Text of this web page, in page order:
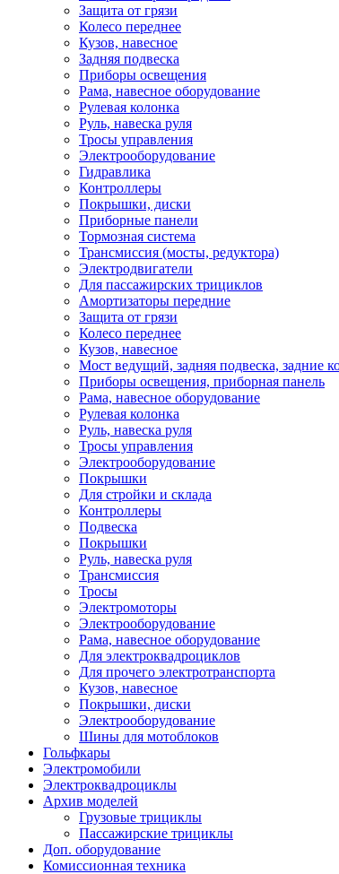
Защита от грязи
Колесо переднее
Кузов, навесное
Задняя подвеска
Приборы освещения
Рама, навесное оборудование
Рулевая колонка
Руль, навеска руля
Тросы управления
Электрооборудование
Гидравлика
Контроллеры
Покрышки, диски
Приборные панели
Тормозная система
Трансмиссия (мосты, редуктора)
Электродвигатели
Для пассажирских трициклов
Амортизаторы передние
Защита от грязи
Колесо переднее
Кузов, навесное
Мост ведущий, задняя подвеска, задние
Приборы освещения, приборная панель
Рама, навесное оборудование
Рулевая колонка
Руль, навеска руля
Тросы управления
Электрооборудование
Покрышки
Для стройки и склада
Контроллеры
Подвеска
Покрышки
Руль, навеска руля
Трансмиссия
Тросы
Электромоторы
Электрооборудование
Рама, навесное оборудование
Для электроквадроциклов
Для прочего электротранспорта
Кузов, навесное
Покрышки, диски
Электрооборудование
Шины для мотоблоков
Гольфкары
Электромобили
Электроквадроциклы
Архив моделей
Грузовые трициклы
Пассажирские трициклы
Доп. оборудование
Комиссионная техника